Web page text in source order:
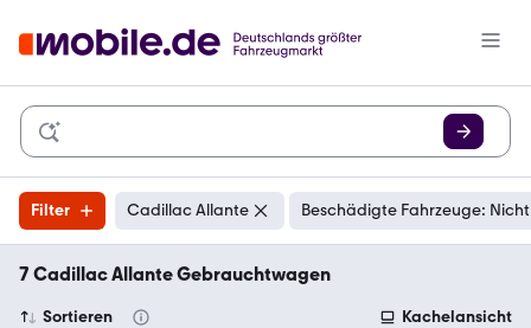
Filter Cadillac Allante Beschädigte Fahrzeuge:
7 Cadillac Allante Gebrauchtwagen
Sortieren Kachelansicht